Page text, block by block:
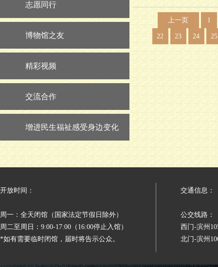
志愿同行
博物馆之友
精彩视频
交流合作
增进民生福祉感受身边变化
上一页 1
22 23 24 25
开放时间：
周一：全天闭馆（国家法定节假日除外）
周二至周日：9:00-17:00（16:00停止入馆）
*如有需要临时闭馆，届时将告示公众。
交通信息：
公交线路：
西门-滨州
北门-滨州